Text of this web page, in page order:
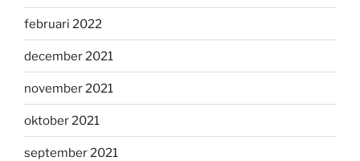
februari 2022
december 2021
november 2021
oktober 2021
september 2021